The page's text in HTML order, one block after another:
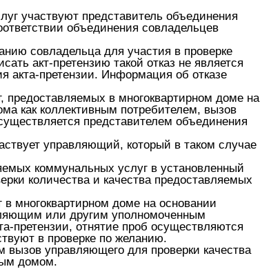
участвуют представитель объединения
объединения совладельцев
совладельца для участия в проверке
акт-претензию такой отказ не является
акта-претензии. Информация об отказе
в многоквартирном доме на
как коллективным потребителем, вызов
представителем объединения
управляющий, который в таком случае
коммунальных услуг в установленный
количества и качества предоставляемых
многоквартирном доме на основании
или другим уполномоченным
претензии, отнятие проб осуществляются
в проверке по желанию.
управляющего для проверки качества
домом.